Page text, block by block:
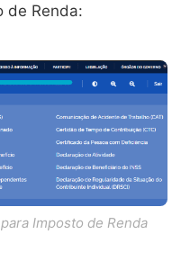
de Renda:
Imposto de Renda